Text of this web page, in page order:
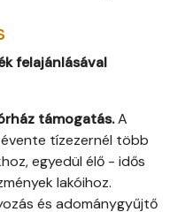
felajánlásával
támogatás.A
tízezernél több
egyedül élő - idős
lakóihoz.
és adománygyűjtő